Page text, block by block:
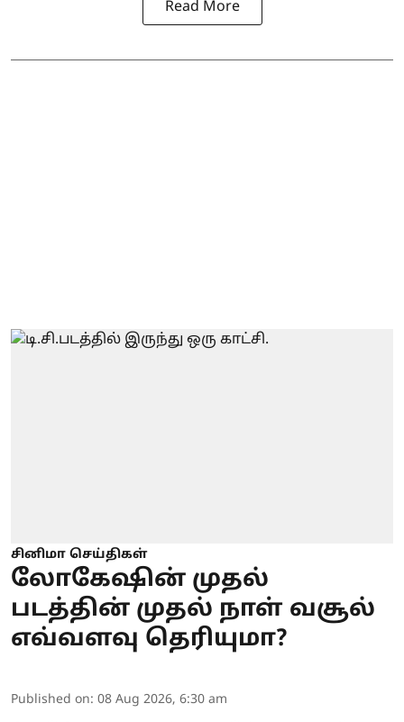
Read More
சினிமா செய்திகள்
லோகேஷின் முதல்
படத்தின் முதல் நாள் வசூல்
எவ்வளவு தெரியுமா?
Published on: 08 Aug 2026, 6:30 am